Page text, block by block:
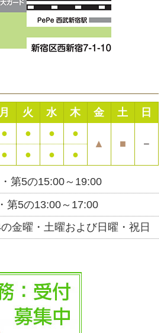
第5の15:00～19:00
第5の13:00～17:00
金曜・土曜および日曜・祝日
月 火 水 木 金 土
日
● ● ●
●
▲
■
－
● ● ● ●